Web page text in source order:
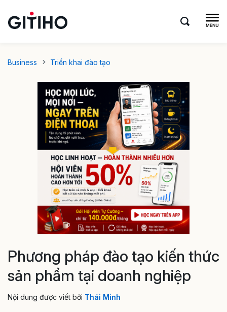
Business Triển khai đào tạo
Phương pháp đào tạo kiến thức
sản phẩm tại doanh nghiệp
Nội dung được viết bởi Thái Minh